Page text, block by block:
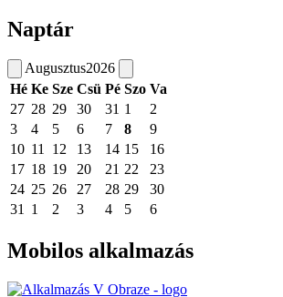
Naptár
Augusztus2026
Hé Ke Sze Csü Pé Szo Va
27 28 29 30 31 1
2
3
4 5 6 7 8
9
10 11 12 13 14 15
16
17 18 19 20 21 22
23
24 25 26 27 28 29
30
31 1 2 3 4 5 6
Mobilos alkalmazás